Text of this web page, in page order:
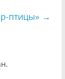
птицы» →